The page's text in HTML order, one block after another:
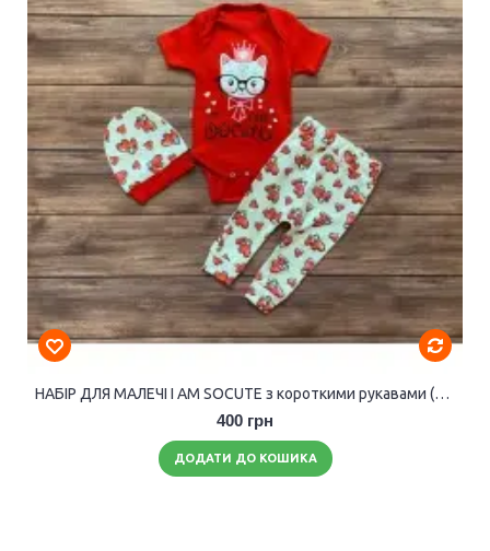
НАБІР ДЛЯ МАЛЕЧІ I AM SOCUTE з короткими рукавами (дівчинка).
400 грн
ДОДАТИ ДО КОШИКА